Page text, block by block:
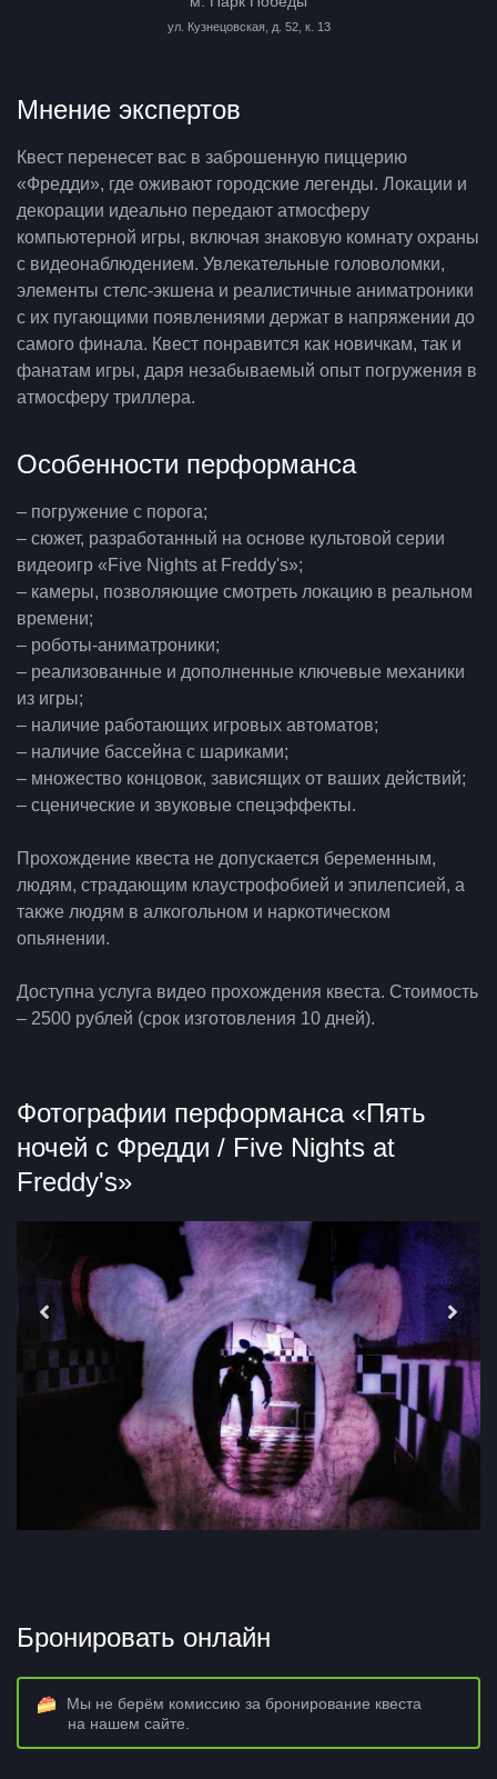
ул. Кузнецовская, д. 52, к. 13
Мнение экспертов
Квест перенесет вас в заброшенную пиццерию
«Фредди», где оживают городские легенды. Локации и
декорации идеально передают атмосферу
компьютерной игры, включая знаковую комнату охраны
с видеонаблюдением. Увлекательные головоломки,
элементы стелс-экшена и реалистичные аниматроники
с их пугающими появлениями держат в напряжении до
самого финала. Квест понравится как новичкам, так и
фанатам игры, даря незабываемый опыт погружения в
атмосферу триллера.
Особенности перформанса
– погружение с порога;
– сюжет, разработанный на основе культовой серии
видеоигр «Five Nights at Freddy's»;
– камеры, позволяющие смотреть локацию в реальном
времени;
– роботы-аниматроники;
– реализованные и дополненные ключевые механики
из игры;
– наличие работающих игровых автоматов;
– наличие бассейна с шариками;
– множество концовок, зависящих от ваших действий;
– сценические и звуковые спецэффекты.
Прохождение квеста не допускается беременным,
людям, страдающим клаустрофобией и эпилепсией, а
также людям в алкогольном и наркотическом
опьянении.
Доступна услуга видео прохождения квеста. Стоимость
– 2500 рублей (срок изготовления 10 дней).
Фотографии перформанса «Пять
ночей с Фредди / Five Nights at
Freddy's»
Бронировать онлайн
Мы не берём комиссию за бронирование квеста
на нашем сайте.